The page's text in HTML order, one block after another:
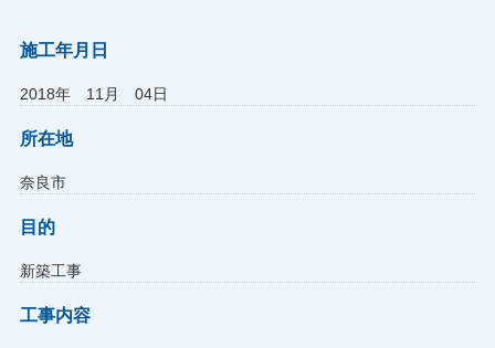
施工年月日
2018年 11月 04日
所在地
奈良市
目的
新築工事
工事内容